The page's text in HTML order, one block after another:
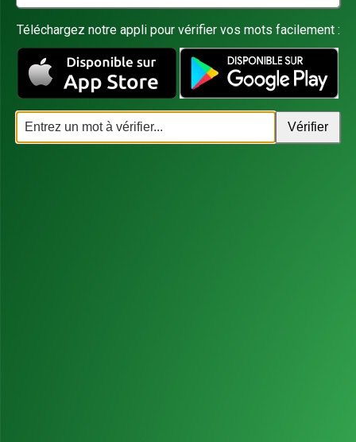
Téléchargez notre appli pour vérifier vos mots facilement :